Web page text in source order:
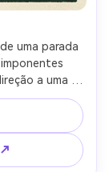
uma parada
a uma
ousadas
com
pôster do
um pequeno